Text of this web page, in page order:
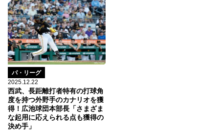
パ・リーグ
2025.12.22
西武、長距離打者特有の打球角
度を持つ外野手のカナリオを獲
得！広池球団本部長「さまざま
な起用に応えられる点も獲得の
決め手」